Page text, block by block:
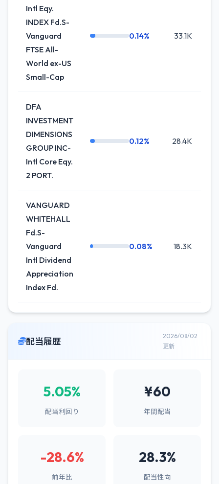
Intl Eqy.
INDEX Fd.S-
Vanguard
FTSE All-
World ex-US
Small-Cap
0.14% 33.1K
DFA
INVESTMENT
DIMENSIONS
GROUP INC-
Intl Core Eqy.
2 PORT.
0.12% 28.4K
VANGUARD
WHITEHALL
Fd.S-
Vanguard
Intl Dividend
Appreciation
Index Fd.
0.08% 18.3K
配当履歴
2026/08/02
更新
5.05%
配当利回り
¥60
年間配当
-28.6%
前年比
28.3%
配当性向